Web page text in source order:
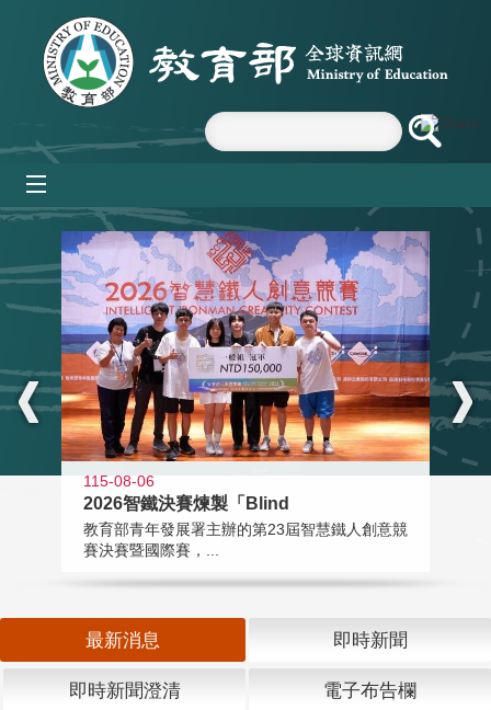
跳到主要內容區塊
:::
115-08-06
2026智鐵決賽煉製「Blind
教育部青年發展署主辦的第23屆智慧鐵人創意競
賽決賽暨國際賽，...
最新消息 即時新聞
即時新聞澄清 電子布告欄